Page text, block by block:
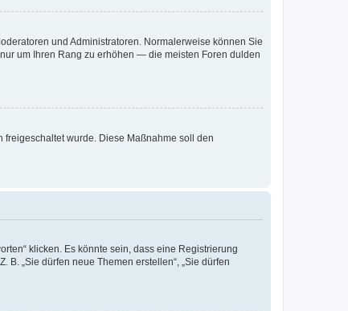
und Administratoren. Normalerweise können Sie
um Ihren Rang zu erhöhen — die meisten Foren dulden
wurde. Diese Maßnahme soll den
klicken. Es könnte sein, dass eine Registrierung
„Sie dürfen neue Themen erstellen“, „Sie dürfen